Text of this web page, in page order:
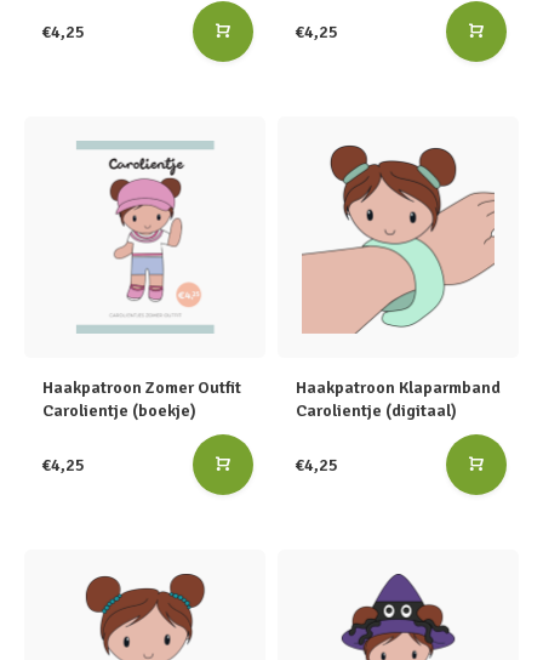
€4,25 €4,25
Haakpatroon Zomer Outfit
Carolientje (boekje)
€4,25
Haakpatroon Klaparmband
Carolientje (digitaal)
€4,25